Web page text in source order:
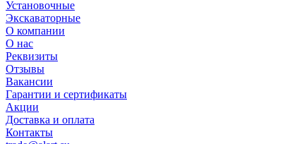
Установочные
Экскаваторные
О компании
О нас
Реквизиты
Отзывы
Вакансии
Гарантии и сертификаты
Акции
Доставка и оплата
Контакты